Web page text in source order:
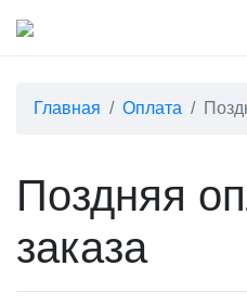
Главная Оплата
Поздняя
заказа